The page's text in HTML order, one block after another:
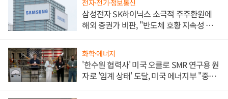
전자·전기·정보통신
삼성전자 SK하이닉스 소극적 주주환원에
해외 증권가 비판, "반도체 호황 지속성 의
화학·에너지
'한수원 협력사' 미국 오클로 SMR 연구용 원
자로 '임계 상태' 도달, 미국 에너지부 "중요